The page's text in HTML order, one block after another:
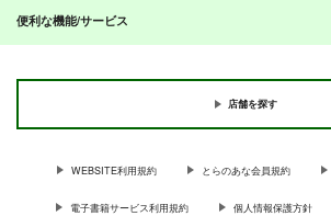
便利な機能/サービス
店舗を探す
WEBSITE利用規約 とらのあな会員規約
電子書籍サービス利用規約 個人情報保護方針